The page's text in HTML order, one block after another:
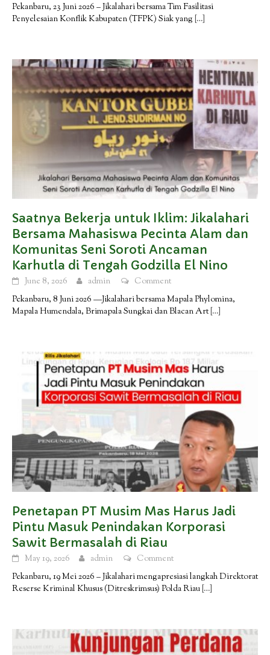
Pekanbaru, 23 Juni 2026 – Jikalahari bersama Tim Fasilitasi
Penyelesaian Konflik Kabupaten (TFPK) Siak yang […]
Saatnya Bekerja untuk Iklim: Jikalahari
Bersama Mahasiswa Pecinta Alam dan
Komunitas Seni Soroti Ancaman
Karhutla di Tengah Godzilla El Nino
June 8, 2026 admin
Comment
Pekanbaru, 8 Juni 2026 —Jikalahari bersama Mapala Phylomina,
Mapala Humendala, Brimapala Sungkai dan Blacan Art[…]
Penetapan PT Musim Mas Harus Jadi
Pintu Masuk Penindakan Korporasi
Sawit Bermasalah di Riau
May 19, 2026 admin
Comment
Pekanbaru, 19 Mei 2026 – Jikalahari mengapresiasi langkah Direktorat
Reserse Kriminal Khusus (Ditreskrimsus) Polda Riau […]